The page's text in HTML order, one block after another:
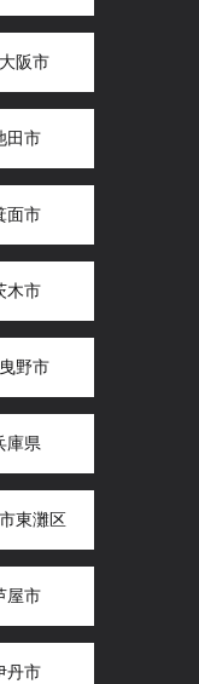
阪市
田市
面市
木市
野市
庫県
東灘区
屋市
丹市